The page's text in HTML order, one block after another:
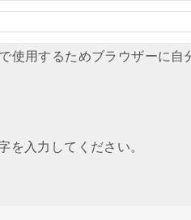
使用するためブラウザーに自
を入力してください。